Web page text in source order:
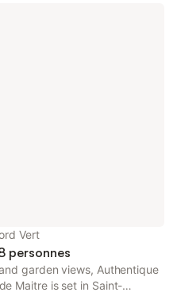
Vert
personnes
garden views, Authentique
Maitre is set in Saint-